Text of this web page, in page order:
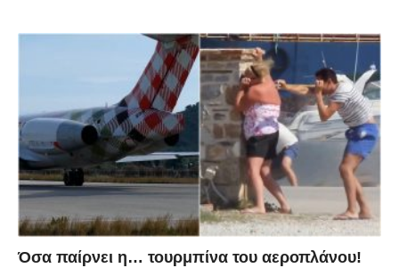
Όσα παίρνει η… τουρμπίνα του αεροπλάνου!